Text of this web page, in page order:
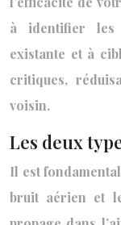
à identifier les
existante et à
critiques,
voisin.
Les deux
Il est
bruit aérien et